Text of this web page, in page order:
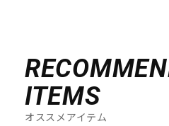
ITEMS
オススメアイテム